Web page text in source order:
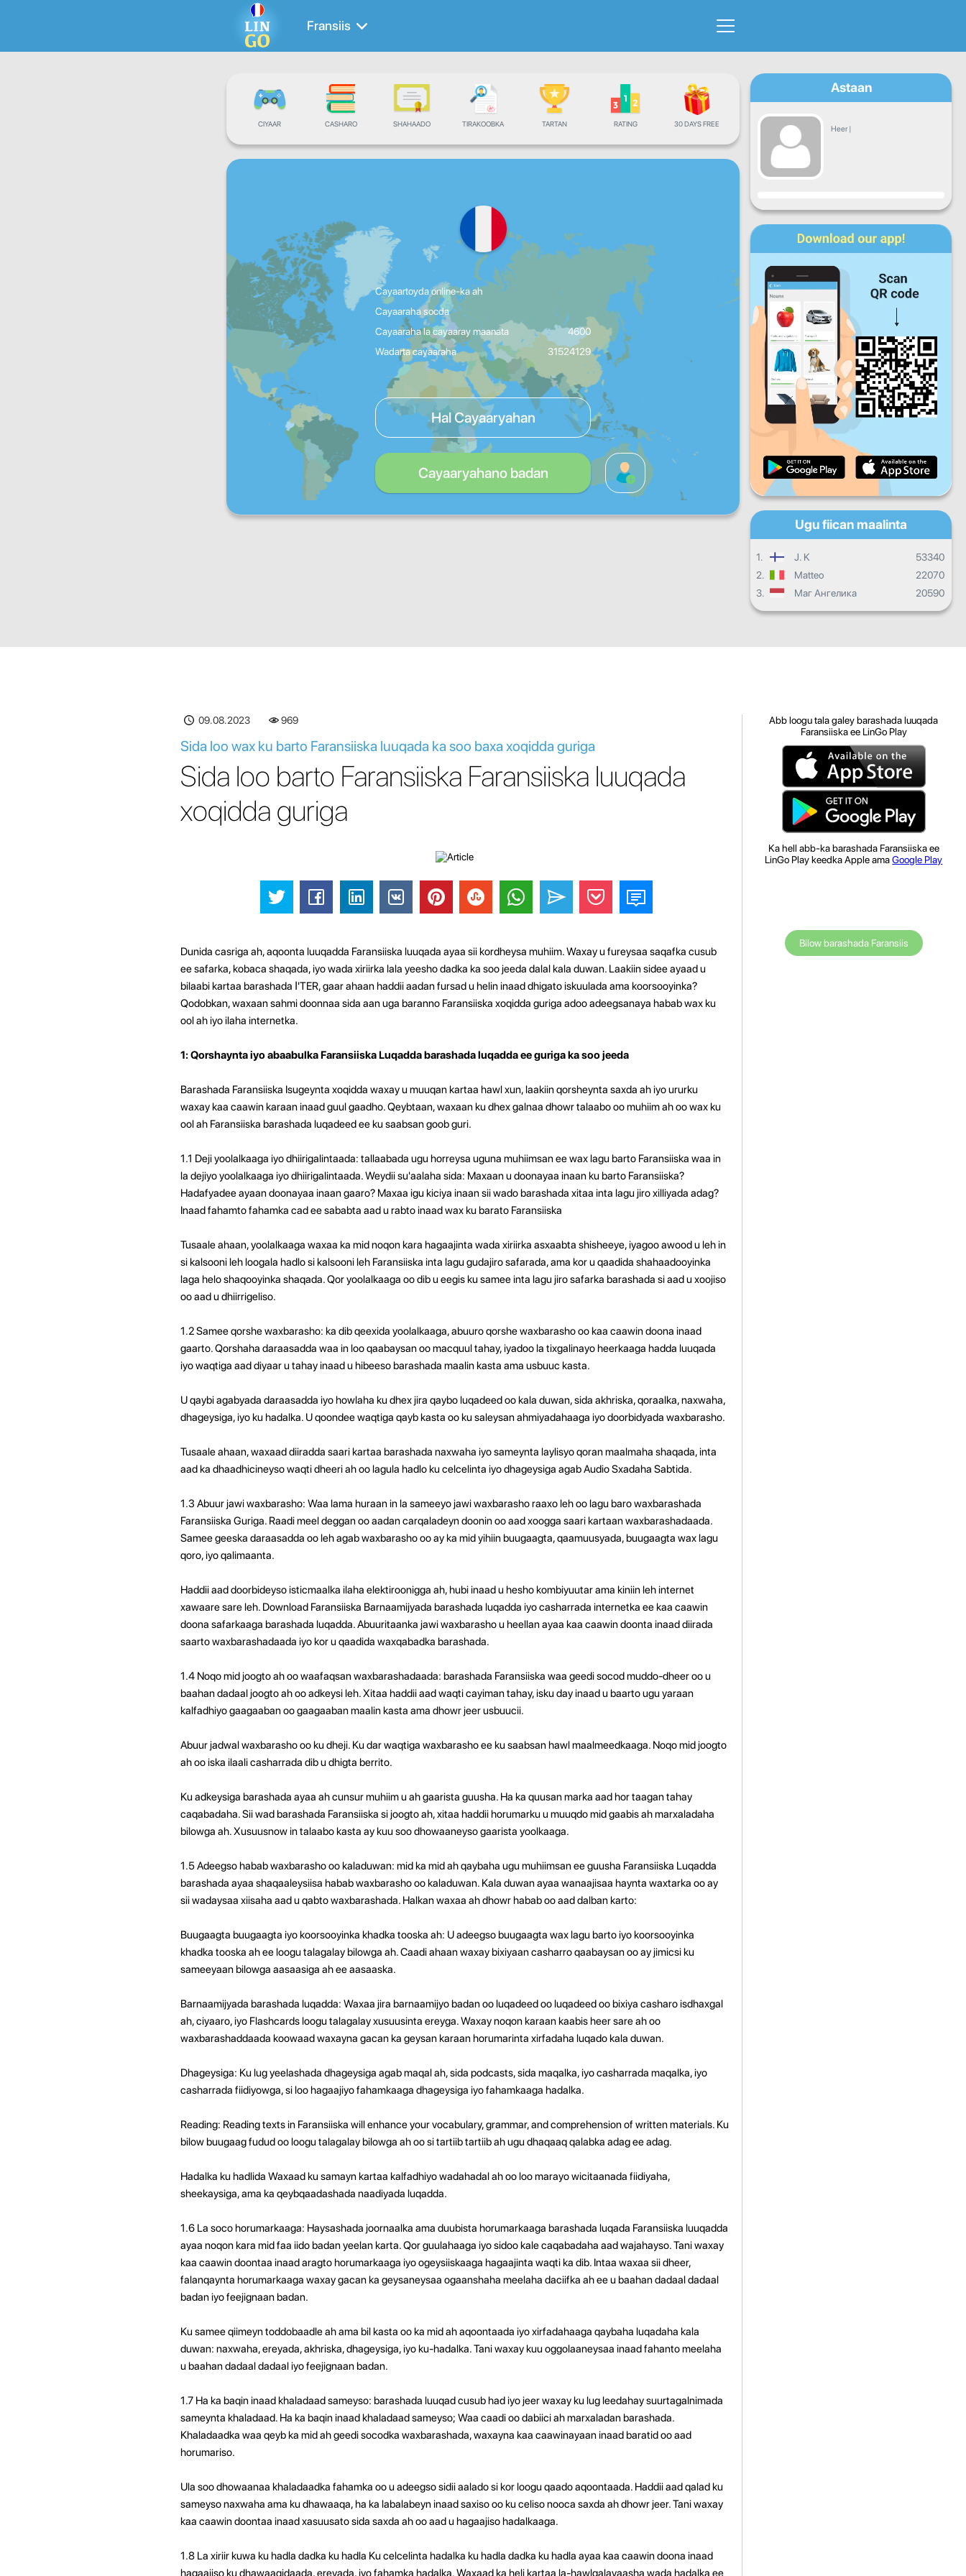
Fransiis
CIYAAR CASHARO SHAHAADO TIRAKOOBKA TARTAN RATING 30 DAYS FREE
Cayaartoyda online-ka ah
Cayaaraha socda
Cayaaraha la cayaaray maanata
4600
Wadarta cayaaraha
31524129
Hal Cayaaryahan
Cayaaryahano badan
Astaan
Heer |
Hormar
Isniin Arbaco Khamiis
Sabti Axad
Hormarka maalinlaha ah
Hormarka billaha ah
Guud ahaan hormarka
Ugu fiican maalinta
1. J. K
53340
2.
Matteo
22070
3.
Маг Ангелика 20590
09.08.2023 969
Sida loo wax ku barto Faransiiska luuqada ka soo baxa xoqidda guriga
Sida loo barto Faransiiska Faransiiska luuqada
xoqidda guriga
Dunida casriga ah, aqoonta luuqadda Faransiiska luuqada ayaa sii kordheysa muhiim. Waxay u fureysaa saqafka cusub
ee safarka, kobaca shaqada, iyo wada xiriirka lala yeesho dadka ka soo jeeda dalal kala duwan. Laakiin sidee ayaad u
bilaabi kartaa barashada ا'TER, gaar ahaan haddii aadan fursad u helin inaad dhigato iskuulada ama koorsooyinka?
Qodobkan, waxaan sahmi doonnaa sida aan uga baranno Faransiiska xoqidda guriga adoo adeegsanaya habab wax ku
ool ah iyo ilaha internetka.
1: Qorshaynta iyo abaabulka Faransiiska Luqadda barashada luqadda ee guriga ka soo jeeda
Barashada Faransiiska Isugeynta xoqidda waxay u muuqan kartaa hawl xun, laakiin qorsheynta saxda ah iyo ururku
waxay kaa caawin karaan inaad guul gaadho. Qeybtaan, waxaan ku dhex galnaa dhowr talaabo oo muhiim ah oo wax ku
ool ah Faransiiska barashada luqadeed ee ku saabsan goob guri.
1.1 Deji yoolalkaaga iyo dhiirigalintaada: tallaabada ugu horreysa uguna muhiimsan ee wax lagu barto Faransiiska waa in
la dejiyo yoolalkaaga iyo dhiirigalintaada. Weydii su'aalaha sida: Maxaan u doonayaa inaan ku barto Faransiiska?
Hadafyadee ayaan doonayaa inaan gaaro? Maxaa igu kiciya inaan sii wado barashada xitaa inta lagu jiro xilliyada adag?
Inaad fahamto fahamka cad ee sababta aad u rabto inaad wax ku barato Faransiiska
Tusaale ahaan, yoolalkaaga waxaa ka mid noqon kara hagaajinta wada xiriirka asxaabta shisheeye, iyagoo awood u leh in
si kalsooni leh loogala hadlo si kalsooni leh Faransiiska inta lagu gudajiro safarada, ama kor u qaadida shahaadooyinka
laga helo shaqooyinka shaqada. Qor yoolalkaaga oo dib u eegis ku samee inta lagu jiro safarka barashada si aad u xoojiso
oo aad u dhiirrigeliso.
1.2 Samee qorshe waxbarasho: ka dib qeexida yoolalkaaga, abuuro qorshe waxbarasho oo kaa caawin doona inaad
gaarto. Qorshaha daraasadda waa in loo qaabaysan oo macquul tahay, iyadoo la tixgalinayo heerkaaga hadda luuqada
iyo waqtiga aad diyaar u tahay inaad u hibeeso barashada maalin kasta ama usbuuc kasta.
U qaybi agabyada daraasadda iyo howlaha ku dhex jira qaybo luqadeed oo kala duwan, sida akhriska, qoraalka, naxwaha,
dhageysiga, iyo ku hadalka. U qoondee waqtiga qayb kasta oo ku saleysan ahmiyadahaaga iyo doorbidyada waxbarasho.
Tusaale ahaan, waxaad diiradda saari kartaa barashada naxwaha iyo sameynta laylisyo qoran maalmaha shaqada, inta
aad ka dhaadhicineyso waqti dheeri ah oo lagula hadlo ku celcelinta iyo dhageysiga agab Audio Sxadaha Sabtida.
1.3 Abuur jawi waxbarasho: Waa lama huraan in la sameeyo jawi waxbarasho raaxo leh oo lagu baro waxbarashada
Faransiiska Guriga. Raadi meel deggan oo aadan carqaladeyn doonin oo aad xoogga saari kartaan waxbarashadaada.
Samee geeska daraasadda oo leh agab waxbarasho oo ay ka mid yihiin buugaagta, qaamuusyada, buugaagta wax lagu
qoro, iyo qalimaanta.
Haddii aad doorbideyso isticmaalka ilaha elektiroonigga ah, hubi inaad u hesho kombiyuutar ama kiniin leh internet
xawaare sare leh. Download Faransiiska Barnaamijyada barashada luqadda iyo casharrada internetka ee kaa caawin
doona safarkaaga barashada luqadda. Abuuritaanka jawi waxbarasho u heellan ayaa kaa caawin doonta inaad diirada
saarto waxbarashadaada iyo kor u qaadida waxqabadka barashada.
1.4 Noqo mid joogto ah oo waafaqsan waxbarashadaada: barashada Faransiiska waa geedi socod muddo-dheer oo u
baahan dadaal joogto ah oo adkeysi leh. Xitaa haddii aad waqti cayiman tahay, isku day inaad u baarto ugu yaraan
kalfadhiyo gaagaaban oo gaagaaban maalin kasta ama dhowr jeer usbuucii.
Abuur jadwal waxbarasho oo ku dheji. Ku dar waqtiga waxbarasho ee ku saabsan hawl maalmeedkaaga. Noqo mid joogto
ah oo iska ilaali casharrada dib u dhigta berrito.
Ku adkeysiga barashada ayaa ah cunsur muhiim u ah gaarista guusha. Ha ka quusan marka aad hor taagan tahay
caqabadaha. Sii wad barashada Faransiiska si joogto ah, xitaa haddii horumarku u muuqdo mid gaabis ah marxaladaha
bilowga ah. Xusuusnow in talaabo kasta ay kuu soo dhowaaneyso gaarista yoolkaaga.
1.5 Adeegso habab waxbarasho oo kaladuwan: mid ka mid ah qaybaha ugu muhiimsan ee guusha Faransiiska Luqadda
barashada ayaa shaqaaleysiisa habab waxbarasho oo kaladuwan. Kala duwan ayaa wanaajisaa haynta waxtarka oo ay
sii wadaysaa xiisaha aad u qabto waxbarashada. Halkan waxaa ah dhowr habab oo aad dalban karto:
Buugaagta buugaagta iyo koorsooyinka khadka tooska ah: U adeegso buugaagta wax lagu barto iyo koorsooyinka
khadka tooska ah ee loogu talagalay bilowga ah. Caadi ahaan waxay bixiyaan casharro qaabaysan oo ay jimicsi ku
sameeyaan bilowga aasaasiga ah ee aasaaska.
Barnaamijyada barashada luqadda: Waxaa jira barnaamijyo badan oo luqadeed oo luqadeed oo bixiya casharo isdhaxgal
ah, ciyaaro, iyo Flashcards loogu talagalay xusuusinta ereyga. Waxay noqon karaan kaabis heer sare ah oo
waxbarashaddaada koowaad waxayna gacan ka geysan karaan horumarinta xirfadaha luqado kala duwan.
Dhageysiga: Ku lug yeelashada dhageysiga agab maqal ah, sida podcasts, sida maqalka, iyo casharrada maqalka, iyo
casharrada fiidiyowga, si loo hagaajiyo fahamkaaga dhageysiga iyo fahamkaaga hadalka.
Reading: Reading texts in Faransiiska will enhance your vocabulary, grammar, and comprehension of written materials. Ku
bilow buugaag fudud oo loogu talagalay bilowga ah oo si tartiib tartiib ah ugu dhaqaaq qalabka adag ee adag.
Hadalka ku hadlida Waxaad ku samayn kartaa kalfadhiyo wadahadal ah oo loo marayo wicitaanada fiidiyaha,
sheekaysiga, ama ka qeybqaadashada naadiyada luqadda.
1.6 La soco horumarkaaga: Haysashada joornaalka ama duubista horumarkaaga barashada luqada Faransiiska luuqadda
ayaa noqon kara mid faa iido badan yeelan karta. Qor guulahaaga iyo sidoo kale caqabadaha aad wajahayso. Tani waxay
kaa caawin doontaa inaad aragto horumarkaaga iyo ogeysiiskaaga hagaajinta waqti ka dib. Intaa waxaa sii dheer,
falanqaynta horumarkaaga waxay gacan ka geysaneysaa ogaanshaha meelaha daciifka ah ee u baahan dadaal dadaal
badan iyo feejignaan badan.
Ku samee qiimeyn toddobaadle ah ama bil kasta oo ka mid ah aqoontaada iyo xirfadahaaga qaybaha luqadaha kala
duwan: naxwaha, ereyada, akhriska, dhageysiga, iyo ku-hadalka. Tani waxay kuu oggolaaneysaa inaad fahanto meelaha
u baahan dadaal dadaal iyo feejignaan badan.
1.7 Ha ka baqin inaad khaladaad sameyso: barashada luuqad cusub had iyo jeer waxay ku lug leedahay suurtagalnimada
sameynta khaladaad. Ha ka baqin inaad khaladaad sameyso; Waa caadi oo dabiici ah marxaladan barashada.
Khaladaadka waa qeyb ka mid ah geedi socodka waxbarashada, waxayna kaa caawinayaan inaad baratid oo aad
horumariso.
Ula soo dhowaanaa khaladaadka fahamka oo u adeegso sidii aalado si kor loogu qaado aqoontaada. Haddii aad qalad ku
sameyso naxwaha ama ku dhawaaqa, ha ka labalabeyn inaad saxiso oo ku celiso nooca saxda ah dhowr jeer. Tani waxay
kaa caawin doontaa inaad xasuusato sida saxda ah oo aad u hagaajiso hadalkaaga.
1.8 La xiriir kuwa ku hadla dadka ku hadla Ku celcelinta hadalka ku hadla dadka ku hadla ayaa kaa caawin doona inaad
hagaajiso ku dhawaaqidaada, ereyada, iyo fahamka hadalka. Waxaad ka heli kartaa la-hawlgalayaasha wada hadalka ee
Abb loogu tala galey barashada luuqada
Faransiiska ee LinGo Play
Ka hell abb-ka barashada Faransiiska ee
LinGo Play keedka Apple amaGoogle Play
Bilow barashada Faransiis